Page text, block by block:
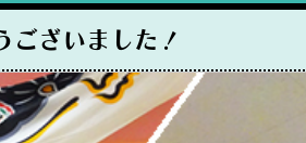
ございました！